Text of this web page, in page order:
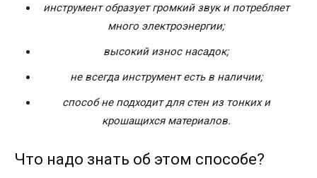
инструмент образует громкий звук и потребляет
много электроэнергии;
высокий износ насадок;
не всегда инструмент есть в наличии;
способ не подходит для стен из тонких и
крошащихся материалов.
Что надо знать об этом способе?